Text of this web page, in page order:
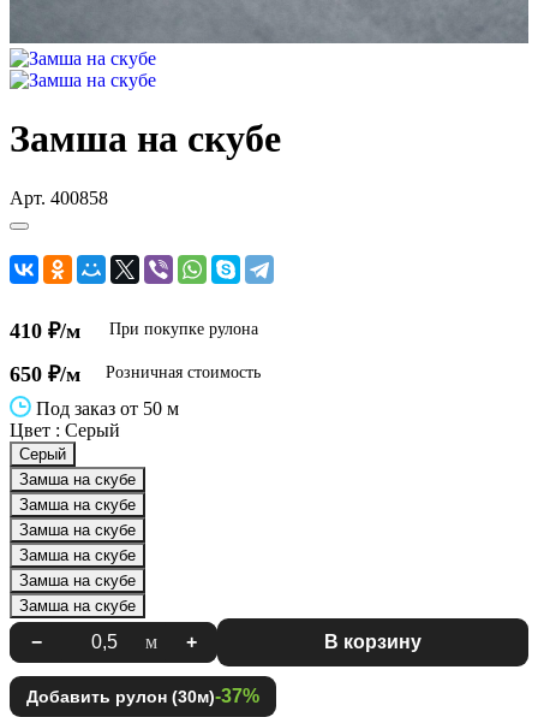
Замша на скубе
Арт. 400858
410 ₽/м При покупке рулона
650 ₽/м Розничная стоимость
Под заказ от 50 м
Цвет : Серый
Серый
Замша на скубе
Замша на скубе
Замша на скубе
Замша на скубе
Замша на скубе
Замша на скубе
− м + В корзину
Добавить рулон (30м)-37%